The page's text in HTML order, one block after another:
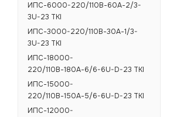
ИПС-6000-220/110В-60А-2/3-
3U-23 TKI
ИПС-3000-220/110В-30А-1/3-
3U-23 TKI
ИПС-18000-
220/110В-180А-6/6-6U-D-23 TKI
ИПС-15000-
220/110В-150А-5/6-6U-D-23 TKI
ИПС-12000-